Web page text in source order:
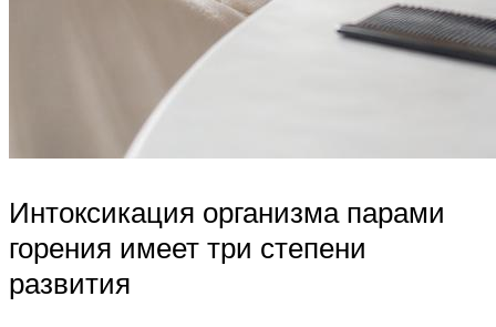
Интоксикация организма парами
горения имеет три степени
развития